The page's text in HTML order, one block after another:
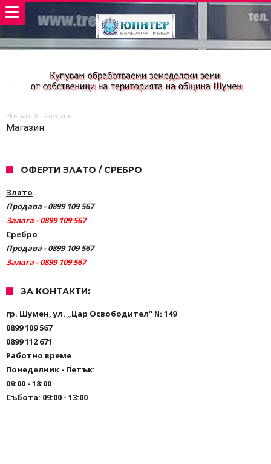
Начало Магазин
Магазин
ОФЕРТИ ЗЛАТО / СРЕБРО
Злато
Продава - 0899 109 567
Залага - 0899 109 567
Сребро
Продава - 0899 109 567
Залага - 0899 109 567
ЗА КОНТАКТИ:
гр. Шумен, ул. „Цар Освободител“ № 149
0899 109 567
0899 112 671
Работно време
Понеделник - Петък:
09:00 - 18:00
Събота: 09:00 - 13:00